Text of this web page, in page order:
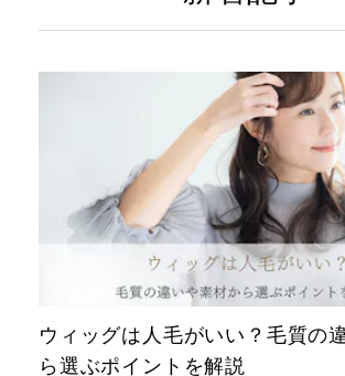
ウィッグは人毛がいい？毛質の
ら選ぶポイントを解説